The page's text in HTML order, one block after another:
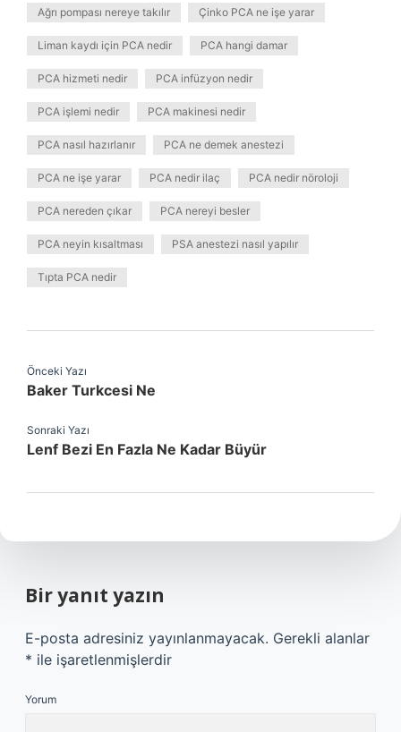
Ağrı pompası nereye takılır Çinko PCA ne işe yarar
Liman kaydı için PCA nedir PCA hangi damar
PCA hizmeti nedir PCA infüzyon nedir
PCA işlemi nedir PCA makinesi nedir
PCA nasıl hazırlanır PCA ne demek anestezi
PCA ne işe yarar PCA nedir ilaç PCA nedir nöroloji
PCA nereden çıkar PCA nereyi besler
PCA neyin kısaltması PSA anestezi nasıl yapılır
Tıpta PCA nedir
Önceki Yazı
Baker Turkcesi Ne
Sonraki Yazı
Lenf Bezi En Fazla Ne Kadar Büyür
Bir yanıt yazın
E-posta adresiniz yayınlanmayacak. Gerekli alanlar
* ile işaretlenmişlerdir
Yorum